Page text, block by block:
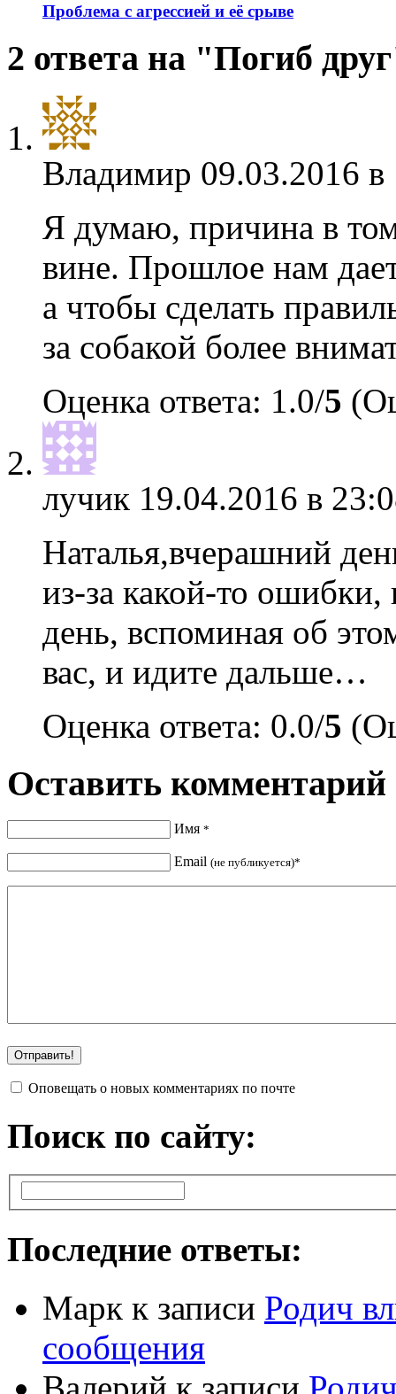
Проблема с агрессией и её срыве
2 ответа на "Погиб
Владимир 09.03.2016
Я думаю, причина в
вине. Прошлое нам
а чтобы сделать
за собакой более
Оценка ответа: 1.0/5
лучик 19.04.2016 в
Наталья,вчерашний
из-за какой-то ошибки,
день, вспоминая об
вас, и идите дальше…
Оценка ответа: 0.0/5
Оставить комментарий
Имя *
Email (не публикуется)*
Оповещать о новых комментариях по почте
Поиск по сайту:
Последние ответы:
Марк к записи Родич
сообщения